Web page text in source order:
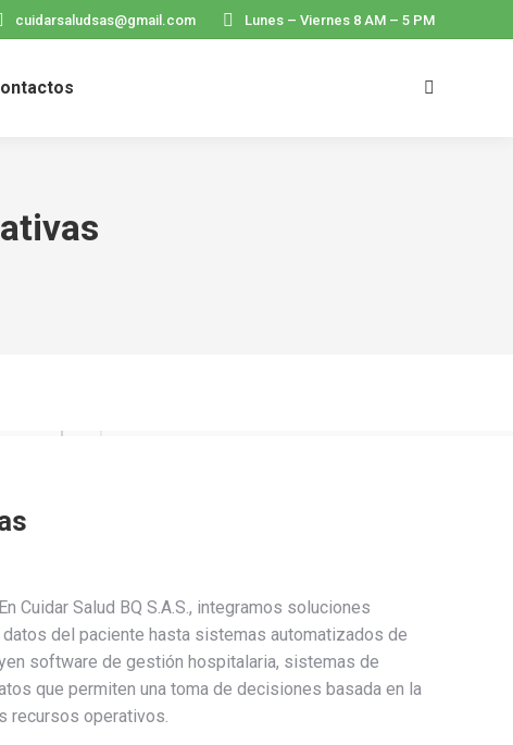
cuidarsaludsas@gmail.com Lunes – Viernes 8 AM – 5 PM
Search:
Cuidar Salud BQ S.A.S., integramos soluciones
del paciente hasta sistemas automatizados de
software de gestión hospitalaria, sistemas de
que permiten una toma de decisiones basada en la
recursos operativos.